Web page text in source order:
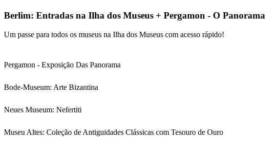
Berlim: Entradas na Ilha dos Museus + Pergamon - O Panorama
Um passe para todos os museus na Ilha dos Museus com acesso rápido!
Pergamon - Exposição Das Panorama
Bode-Museum: Arte Bizantina
Neues Museum: Nefertiti
Museu Altes: Coleção de Antiguidades Clássicas com Tesouro de Ouro